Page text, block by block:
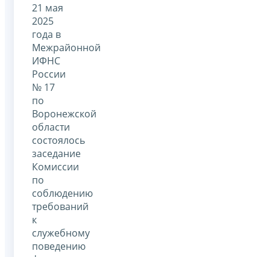
21 мая
2025
года в
Межрайонной
ИФНС
России
№ 17
по
Воронежской
области
состоялось
заседание
Комиссии
по
соблюдению
требований
к
служебному
поведению